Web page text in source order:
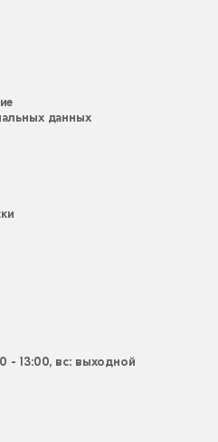
данных
- 13:00, вс: выходной